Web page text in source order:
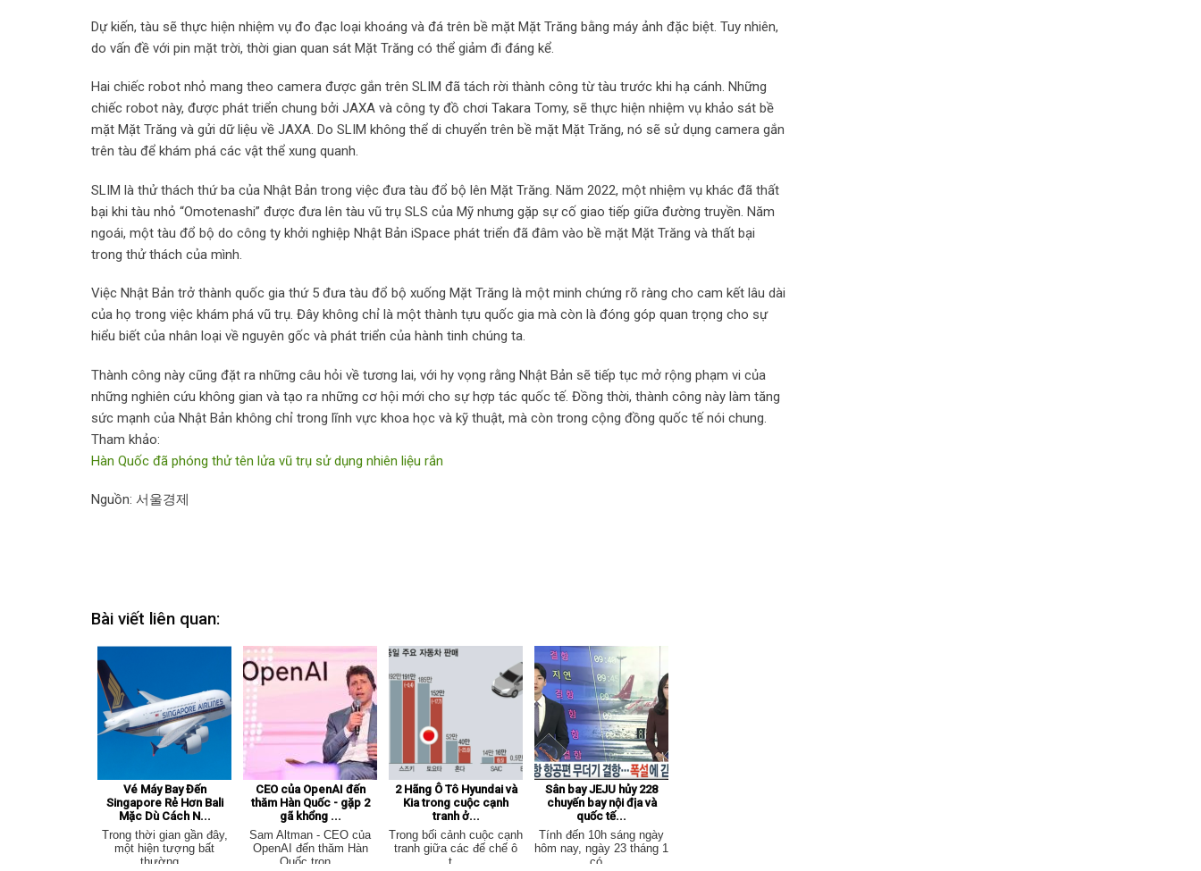
Dự kiến, tàu sẽ thực hiện nhiệm vụ đo đạc loại khoáng và đá trên bề mặt Mặt Trăng bằng máy ảnh đặc biệt. Tuy nhiên,
do vấn đề với pin mặt trời, thời gian quan sát Mặt Trăng có thể giảm đi đáng kể.
Hai chiếc robot nhỏ mang theo camera được gắn trên SLIM đã tách rời thành công từ tàu trước khi hạ cánh. Những
chiếc robot này, được phát triển chung bởi JAXA và công ty đồ chơi Takara Tomy, sẽ thực hiện nhiệm vụ khảo sát bề
mặt Mặt Trăng và gửi dữ liệu về JAXA. Do SLIM không thể di chuyển trên bề mặt Mặt Trăng, nó sẽ sử dụng camera gắn
trên tàu để khám phá các vật thể xung quanh.
SLIM là thử thách thứ ba của Nhật Bản trong việc đưa tàu đổ bộ lên Mặt Trăng. Năm 2022, một nhiệm vụ khác đã thất
bại khi tàu nhỏ “Omotenashi” được đưa lên tàu vũ trụ SLS của Mỹ nhưng gặp sự cố giao tiếp giữa đường truyền. Năm
ngoái, một tàu đổ bộ do công ty khởi nghiệp Nhật Bản iSpace phát triển đã đâm vào bề mặt Mặt Trăng và thất bại
trong thử thách của mình.
Việc Nhật Bản trở thành quốc gia thứ 5 đưa tàu đổ bộ xuống Mặt Trăng là một minh chứng rõ ràng cho cam kết lâu dài
của họ trong việc khám phá vũ trụ. Đây không chỉ là một thành tựu quốc gia mà còn là đóng góp quan trọng cho sự
hiểu biết của nhân loại về nguyên gốc và phát triển của hành tinh chúng ta.
Thành công này cũng đặt ra những câu hỏi về tương lai, với hy vọng rằng Nhật Bản sẽ tiếp tục mở rộng phạm vi của
những nghiên cứu không gian và tạo ra những cơ hội mới cho sự hợp tác quốc tế. Đồng thời, thành công này làm tăng
sức mạnh của Nhật Bản không chỉ trong lĩnh vực khoa học và kỹ thuật, mà còn trong cộng đồng quốc tế nói chung.
Tham khảo:
Hàn Quốc đã phóng thử tên lửa vũ trụ sử dụng nhiên liệu rắn
Nguồn: 서울경제
Bài viết liên quan:
Vé Máy Bay Đến
Singapore Rẻ Hơn Bali
Mặc Dù Cách N...
Trong thời gian gần đây,
một hiện tượng bất
thường...
CEO của OpenAI đến
thăm Hàn Quốc - gặp 2
gã khổng ...
Sam Altman - CEO của
OpenAI đến thăm Hàn
Quốc tron...
2 Hãng Ô Tô Hyundai và
Kia trong cuộc cạnh
tranh ở...
Trong bối cảnh cuộc cạnh
tranh giữa các đế chế ô
t...
Sân bay JEJU hủy 228
chuyến bay nội địa và
quốc tế...
Tính đến 10h sáng ngày
hôm nay, ngày 23 tháng 1
có...